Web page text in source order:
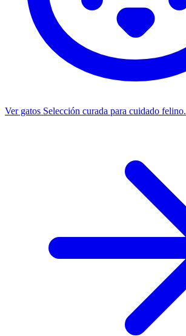
Ver gatos Selección curada para cuidado felino.